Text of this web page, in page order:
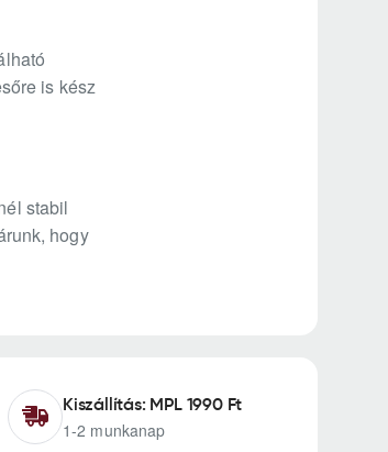
is kész
stabil
hogy
Kiszállítás: MPL 1990 Ft
1-2 munkanap